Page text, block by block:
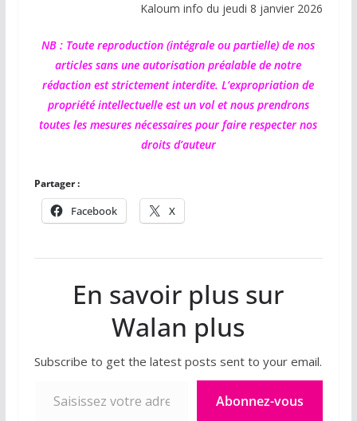
Kaloum info du jeudi 8 janvier 2026
NB : Toute reproduction (intégrale ou partielle) de nos
articles sans une autorisation préalable de notre
rédaction est strictement interdite. L’expropriation de
propriété intellectuelle est un vol et nous prendrons
toutes les mesures nécessaires pour faire respecter nos
droits d’auteur
Partager :
Facebook X
En savoir plus sur
Walan plus
Subscribe to get the latest posts sent to your email.
Abonnez-vous